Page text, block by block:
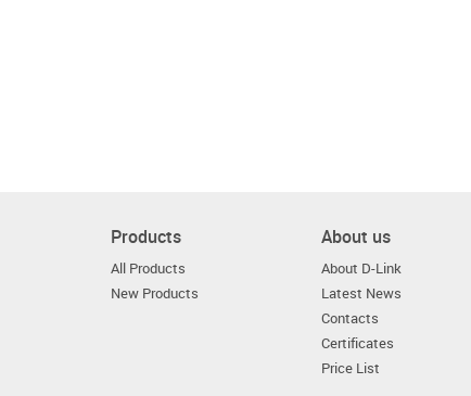
Products
All Products
New Products
About us
About D-Link
Latest News
Contacts
Certificates
Price List